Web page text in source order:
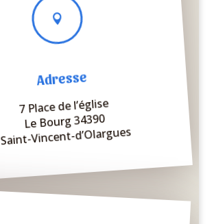

Adresse
7 Place de l’église
Le Bourg 34390
Saint-Vincent-d’Olargues